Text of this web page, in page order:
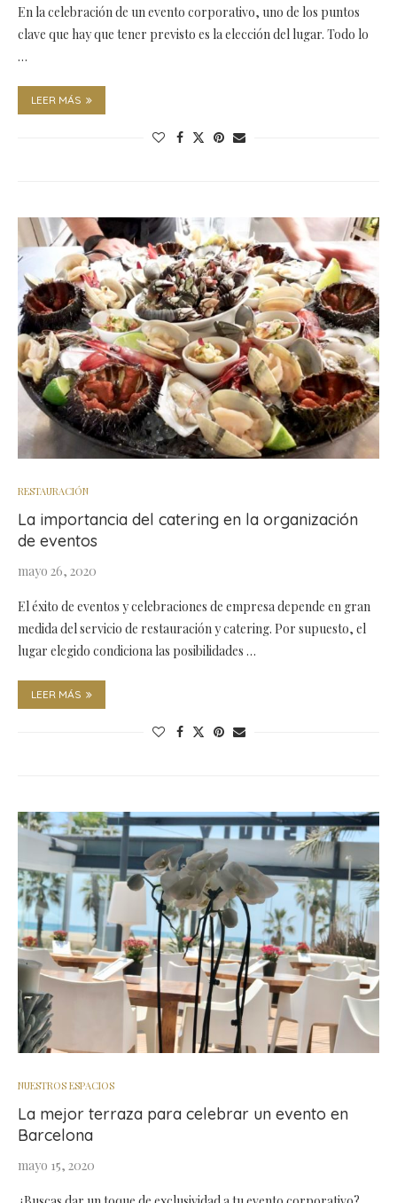
En la celebración de un evento corporativo, uno de los puntos
clave que hay que tener previsto es la elección del lugar. Todo lo
…
LEER MÁS
RESTAURACIÓN
La importancia del catering en la organización
de eventos
mayo 26, 2020
El éxito de eventos y celebraciones de empresa depende en gran
medida del servicio de restauración y catering. Por supuesto, el
lugar elegido condiciona las posibilidades …
LEER MÁS
NUESTROS ESPACIOS
La mejor terraza para celebrar un evento en
Barcelona
mayo 15, 2020